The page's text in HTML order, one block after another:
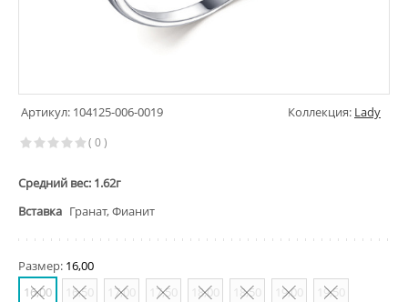
Артикул: 104125-006-0019 Коллекция: Lady
( 0 )
Средний вес: 1.62г
Вставка Гранат, Фианит
Размер: 16,00
16,00
16,50 17,00 17,50 18,00 18,50 19,00
19,50